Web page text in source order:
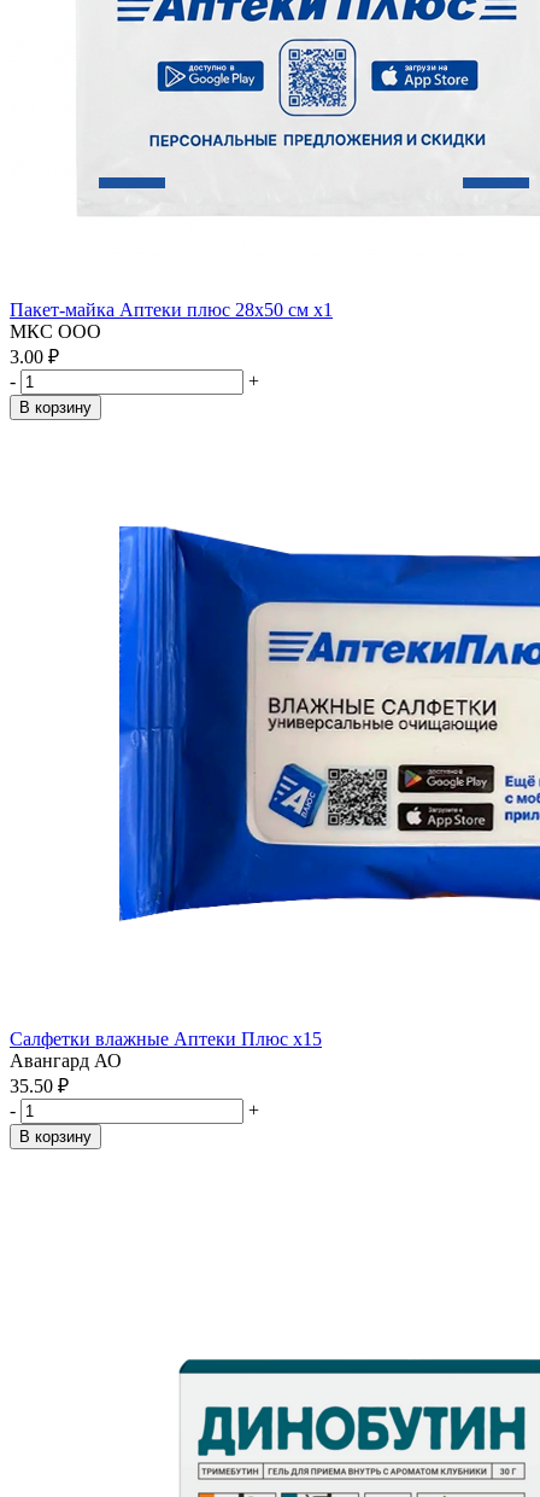
Пакет-майка Аптеки плюс 28х50 см x1
МКС ООО
3.00 ₽
-
+
В корзину
Салфетки влажные Аптеки Плюс x15
Авангард АО
35.50 ₽
-
+
В корзину